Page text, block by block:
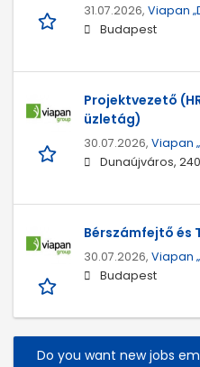
31.07.2026, Viapan
Budapest
Projektvezető
üzletág)
30.07.2026, Viapan
Dunaújváros,
Bérszámfejtő és
30.07.2026, Viapan
Budapest
Do you want new jobs